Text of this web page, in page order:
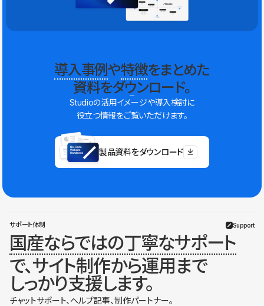
導入事例や特徴をまとめた
資料をダウンロード。
Studioの活用イメージや導入検討に
役立つ情報をご覧いただけます。
製品資料をダウンロード
サポート体制 Support
国産ならではの丁寧なサポート
で、サイト制作から運用まで
しっかり支援します。
チャットサポート、ヘルプ記事、制作パートナー。